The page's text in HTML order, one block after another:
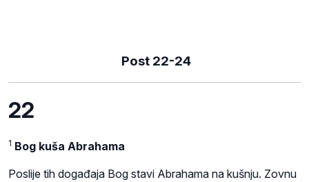
Post 22-24
22
1 Bog kuša Abrahama
Poslije tih događaja Bog stavi Abrahama na kušnju. Zovnu